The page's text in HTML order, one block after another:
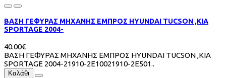
ΒΑΣΗ ΓΕΦΥΡΑΣ ΜΗΧΑΝΗΣ ΕΜΠΡΟΣ HYUNDAI TUCSON ,KIA
SPORTAGE 2004-
40.00€
ΒΑΣΗ ΓΕΦΥΡΑΣ ΜΗΧΑΝΗΣ ΕΜΠΡΟΣ HYUNDAI TUCSON ,KIA
SPORTAGE 2004-21910-2E10021910-2E501..
Καλάθι